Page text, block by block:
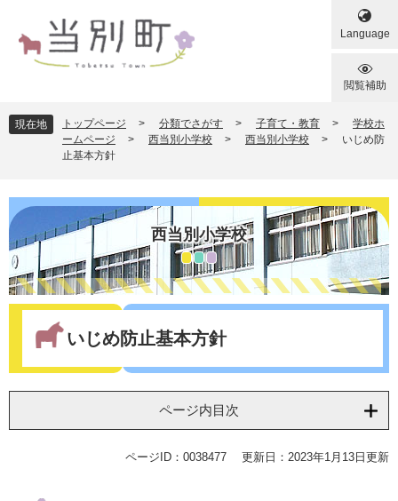
でば
文
Language
閲覧補助
現在地 トップページ > 分類でさがす > 子育て・教育 >
学校ホ
ームページ
> 西当別小学校 > 西当別小学校 >
いじめ防
止基本方針
西当別小学校
いじめ防止基本方針
ページ内目次
ページID：0038477 更新日：2023年1月13日更新